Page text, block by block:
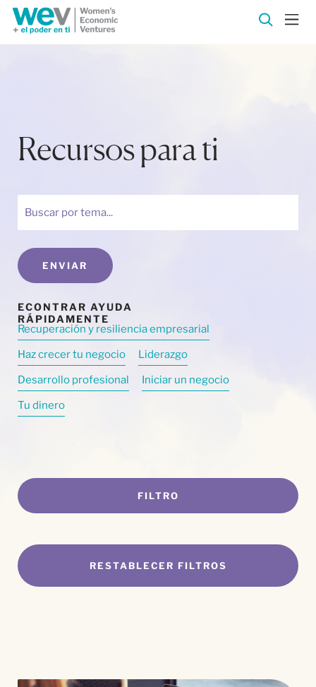
Recursos para ti
ENVIAR
Recuperación y resiliencia empresarial
Haz crecer tu negocio
Liderazgo
Desarrollo profesional
Iniciar un negocio
Tu dinero
FILTRO
RESTABLECER FILTROS